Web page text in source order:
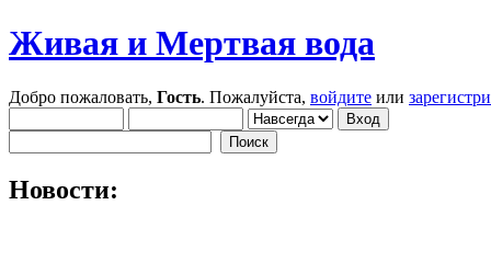
Живая и Мертвая вода
Добро пожаловать, Гость. Пожалуйста, войдите или
Новости: